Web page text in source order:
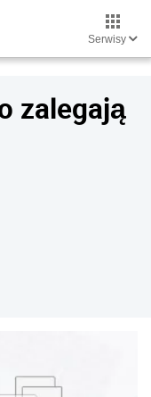
Serwisy
zalegają